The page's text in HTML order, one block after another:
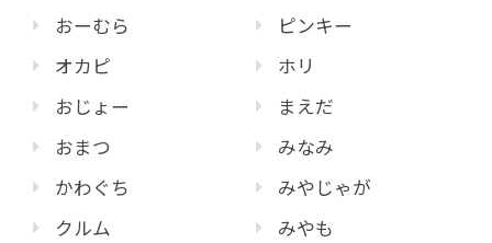
おーむら
オカピ
おじょー
おまつ
かわぐち
クルム
ピンキー
ホリ
まえだ
みなみ
みやじゃが
みやも